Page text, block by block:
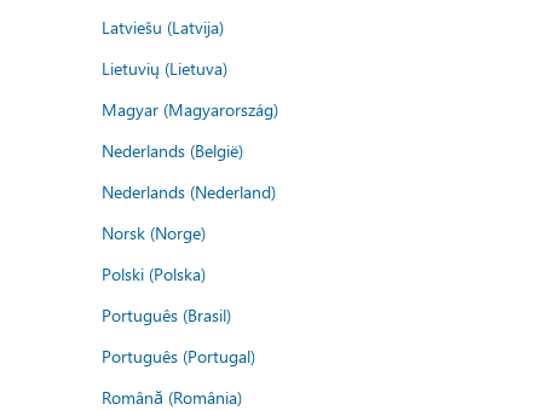
Latviešu (Latvija)
Lietuvių (Lietuva)
Magyar (Magyarország)
Nederlands (België)
Nederlands (Nederland)
Norsk (Norge)
Polski (Polska)
Português (Brasil)
Português (Portugal)
Română (România)